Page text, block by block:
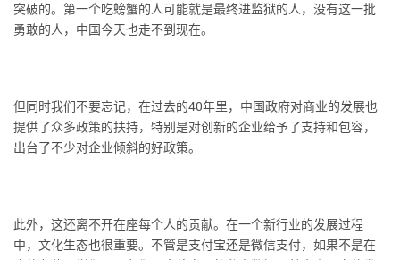
突破的。第一个吃螃蟹的人可能就是最终进监狱的人，没有这一批
勇敢的人，中国今天也走不到现在。
但同时我们不要忘记，在过去的40年里，中国政府对商业的发展也
提供了众多政策的扶持，特别是对创新的企业给予了支持和包容，
出台了不少对企业倾斜的好政策。
此外，这还离不开在座每个人的贡献。在一个新行业的发展过程
中，文化生态也很重要。不管是支付宝还是微信支付，如果不是在